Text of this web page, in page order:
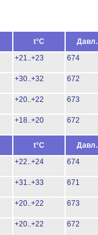
t°C Давл.
+21..+23 674
+30..+32 672
+20..+22 673
+18..+20 672
t°C Давл.
+22..+24 674
+31..+33 671
+20..+22 673
+20..+22 672